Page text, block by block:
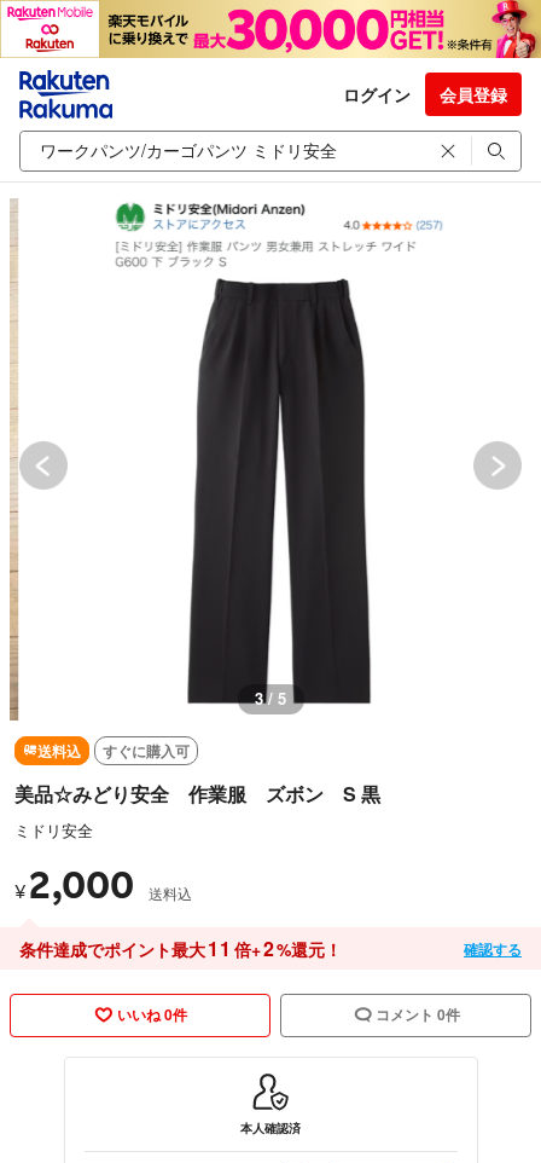
ログイン 会員登録
3 / 5
送料込 すぐに購入可
美品☆みどり安全 作業服 ズボン S 黒
ミドリ安全
¥ 2,000 送料込
条件達成でポイント最大11 倍+2%還元！ 確認する
いいね 0件 コメント 0件
本人確認済